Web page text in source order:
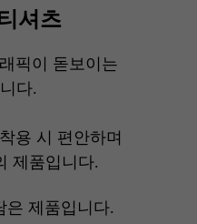
셔츠
픽이 돋보이는
다.
용 시 편안하며
제품입니다.
은 제품입니다.